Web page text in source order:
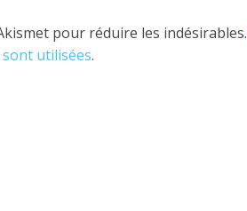
pour réduire les indésirables.
utilisées.